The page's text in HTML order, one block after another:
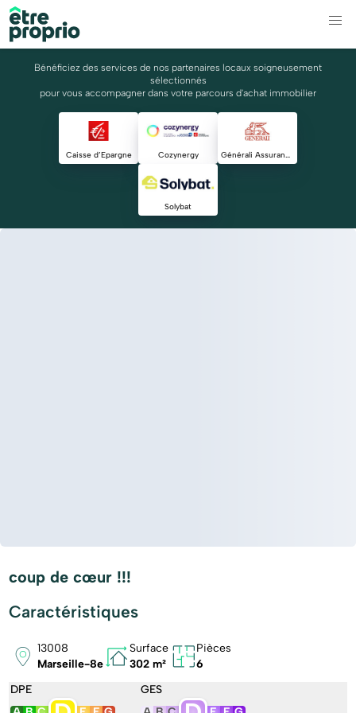
Bénéficiez des services de nos partenaires locaux soigneusement
sélectionnés
pour vous accompagner dans votre parcours d'achat immobilier
Caisse d’Epargne Cozynergy Générali Assurances Marseille Provence Agents
Solybat
coup de cœur !!!
Caractéristiques
13008
Marseille-8e
Surface
302 m²
Pièces
6
DPE
GES